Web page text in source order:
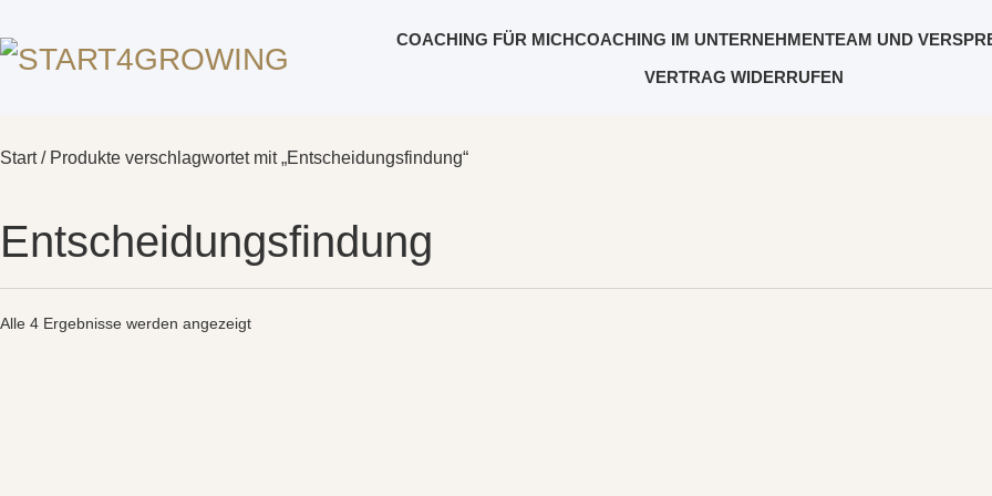
COACHING FÜR MICHCOACHING IM UNTERNEHMENTEAM UND
VERTRAG WIDERRUFEN
Start/ Produkte verschlagwortet mit „Entscheidungsfindung“
Entscheidungsfindung
Alle 4 Ergebnisse werden angezeigt